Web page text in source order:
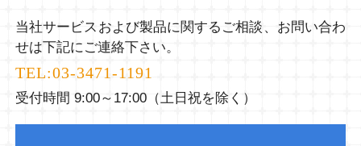
当社サービスおよび製品に関するご相談、お問い合わ
せは下記にご連絡下さい。
TEL:03-3471-1191
受付時間 9:00～17:00（土日祝を除く）